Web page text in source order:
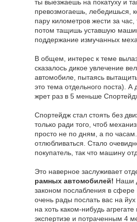
ты выезжаешь на покатуху и
превозмогаешь, лебедишься,
пару километров жести за
потом тащишь уставшую
поддержание измучанных
В общем, интерес к теме
сказалось дикое увлечение
автомобиле, пытаясь
это тема отдельного поста).
жрет раз в 5 меньше
Спортейдж стал стоять без
только ради того, чтоб
просто не по дням, а по часам.
отлюбливаться. Стало
покупатель, так что машину
Это наверное заслуживает
рамных автомобилей! Наши
законом послабления в сфере
очень рады послать вас на
на хоть каком-нибудь
экспертизе и потраченным 4